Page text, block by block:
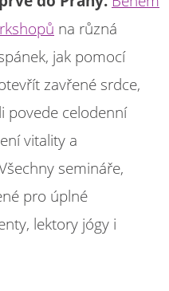
na různá
jak pomocí
zavřené srdce,
povede celodenní
vitality a
semináře,
pro úplné
lektory jógy i